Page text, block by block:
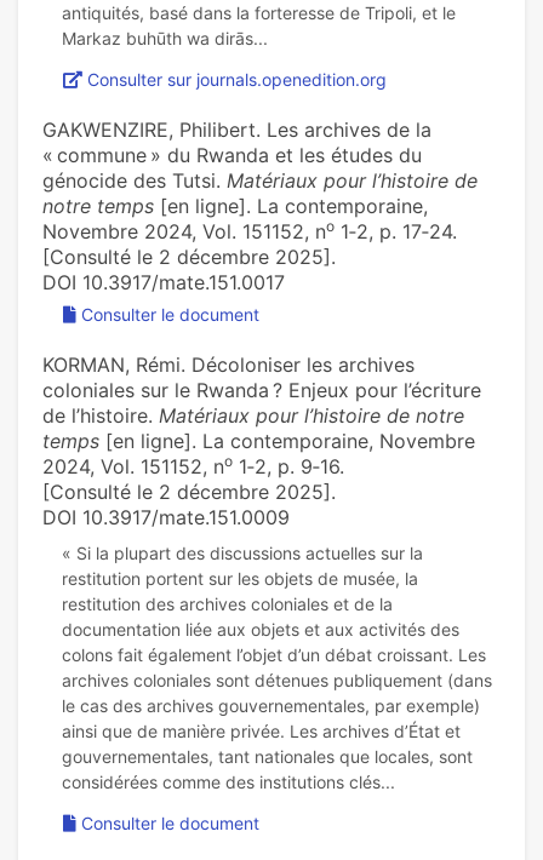
antiquités, basé dans la forteresse de Tripoli, et le
Consulter sur journals.openedition.org
GAKWENZIRE, Philibert. Les archives de la
« commune » du Rwanda et les études du
génocide des Tutsi. Matériaux pour l’histoire de
notre temps [en ligne]. La contemporaine,
Novembre 2024, Vol. 151152, no 1‑2, p. 17‑24.
[Consulté le 2 décembre 2025].
DOI 10.3917/mate.151.0017
Consulter le document
KORMAN, Rémi. Décoloniser les archives
coloniales sur le Rwanda ? Enjeux pour l’écriture
de l’histoire. Matériaux pour l’histoire de notre
temps [en ligne]. La contemporaine, Novembre
2024, Vol. 151152, no 1‑2, p. 9‑16.
[Consulté le 2 décembre 2025].
DOI 10.3917/mate.151.0009
« Si la plupart des discussions actuelles sur la
restitution portent sur les objets de musée, la
restitution des archives coloniales et de la
documentation liée aux objets et aux activités des
colons fait également l’objet d’un débat croissant. Les
archives coloniales sont détenues publiquement (dans
le cas des archives gouvernementales, par exemple)
ainsi que de manière privée. Les archives d’État et
gouvernementales, tant nationales que locales, sont
Consulter le document